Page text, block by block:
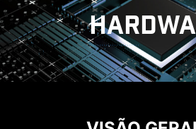
ARREFECIMENTO